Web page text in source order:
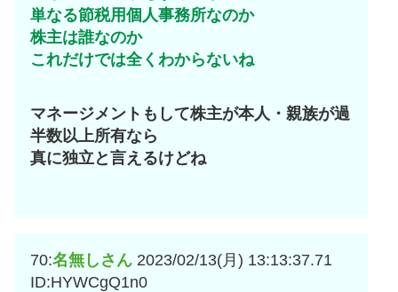
単なる節税用個人事務所なのか
株主は誰なのか
これだけでは全くわからないね
マネージメントもして株主が本人・親族が過
半数以上所有なら
真に独立と言えるけどね
70:名無しさん 2023/02/13(月) 13:13:37.71
ID:HYWCgQ1n0